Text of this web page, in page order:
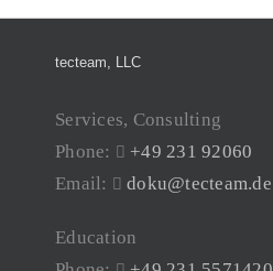
tecteam, LLC
Services, Consulting
Phone:
+49 231 92060
Email:
doku@tecteam.de
Education